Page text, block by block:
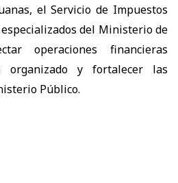
el Servicio de Impuestos
del Ministerio de
operaciones financieras
organizado y fortalecer las
Público.